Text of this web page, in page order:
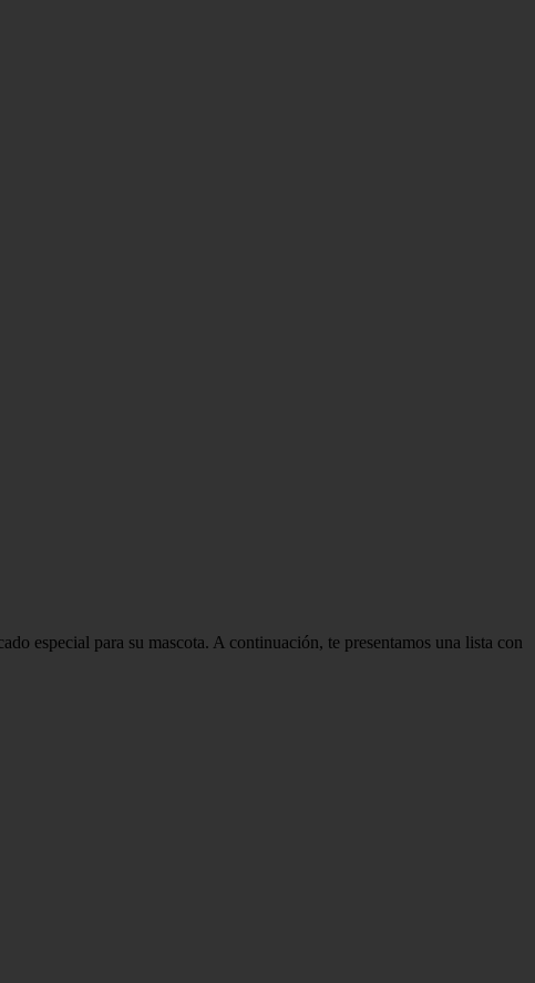
especial para su mascota. A continuación, te presentamos una lista con